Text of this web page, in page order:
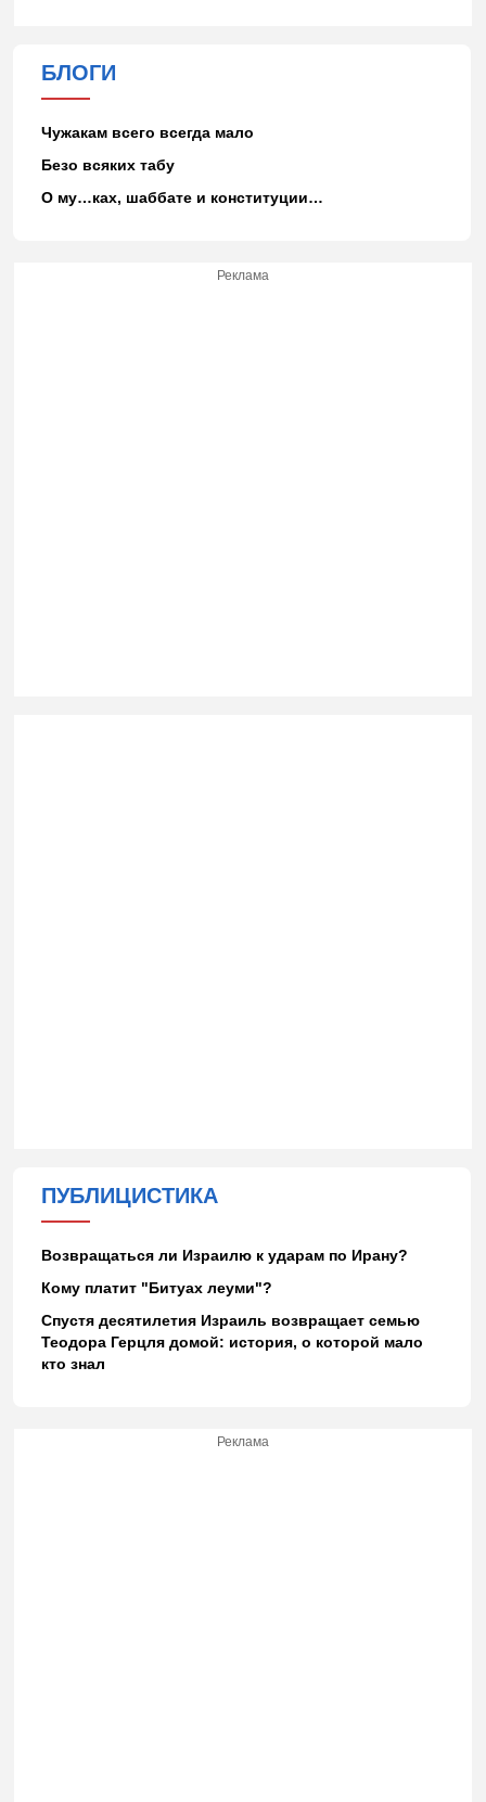
БЛОГИ
Чужакам всего всегда мало
Безо всяких табу
О му…ках, шаббате и конституции…
Реклама
ПУБЛИЦИСТИКА
Возвращаться ли Израилю к ударам по Ирану?
Кому платит "Битуах леуми"?
Спустя десятилетия Израиль возвращает семью
Теодора Герцля домой: история, о которой мало
кто знал
Реклама